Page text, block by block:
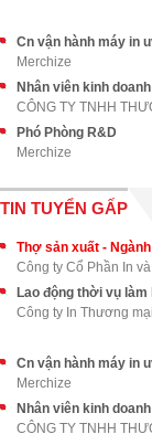
Cn vận hành máy in
Merchize
Nhân viên kinh doanh
CÔNG TY TNHH
Phó Phòng R&D
Merchize
TIN TUYỂN GẤP
Thợ sản xuất -
Công ty Cổ Phần In
Lao động thời vụ làm
Công ty In Thương
Cn vận hành máy in
Merchize
Nhân viên kinh doanh
CÔNG TY TNHH